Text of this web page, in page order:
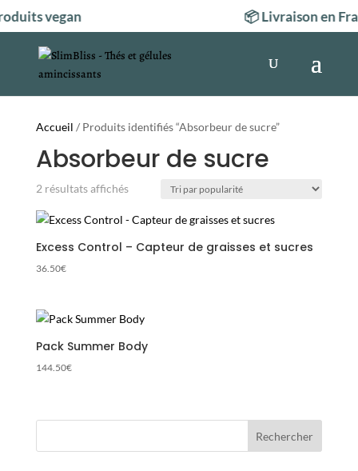
vegan 📦 Livraison en
Accueil / Produits identifiés “Absorbeur de sucre”
Absorbeur de sucre
2 résultats affichésTrié
popularité
Excess Control – Capteur de graisses et sucres
36.50€
Pack Summer Body
144.50€
Rechercher